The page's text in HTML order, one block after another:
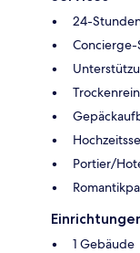
24-
Concierge-
Portier/
1 Gebäude